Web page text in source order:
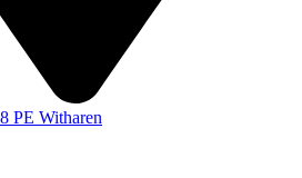
PE Witharen